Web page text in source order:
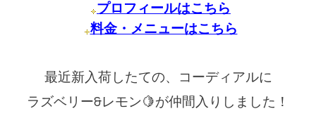
プロフィールはこちら
料金・メニューはこちら
最近新入荷したての、コーディアルに
ラズベリー&レモン🍋が仲間入りしました！